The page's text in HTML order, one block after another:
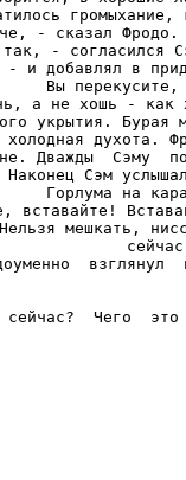
- сказал Фродо.
- согласился
и добавлял в
Вы
а не хошь - как
укрытия. Бурая
холодная духота.
Дважды  Сэму
Наконец Сэм
Горлума на
вставайте!
мешкать,
Чего